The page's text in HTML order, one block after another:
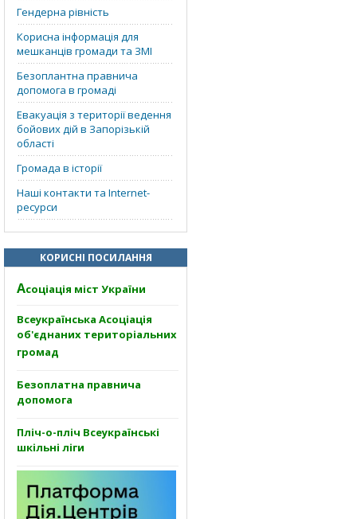
Гендерна рівність
Корисна інформація для
мешканців громади та ЗМІ
Безоплантна правнича
допомога в громаді
Евакуація з території ведення
бойових дій в Запорізькій
області
Громада в історії
Наші контакти та Internet-
ресурси
КОРИСНІ ПОСИЛАННЯ
Асоціація міст України
Всеукраїнська Асоціація
об'єднаних територіальних
громад
Безоплатна правнича
допомога
Пліч-о-пліч Всеукраїнські
шкільні ліги